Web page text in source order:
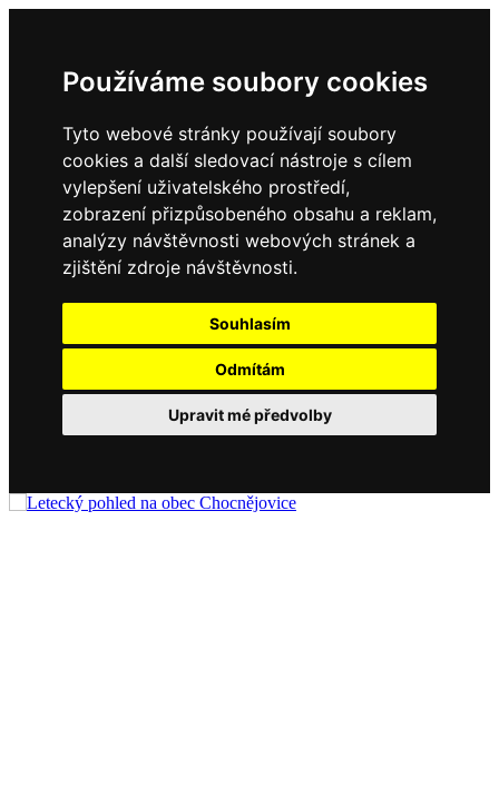
Používáme soubory cookies
Tyto webové stránky používají soubory
cookies a další sledovací nástroje s cílem
vylepšení uživatelského prostředí,
zobrazení přizpůsobeného obsahu a reklam,
analýzy návštěvnosti webových stránek a
zjištění zdroje návštěvnosti.
Souhlasím
Odmítám
Upravit mé předvolby